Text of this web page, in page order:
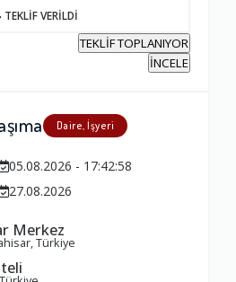
TEKLİF VERİLDİ
TEKLİF TOPLANIYOR
İNCELE
Daire, İşyeri
05.08.2026 - 17:42:58
27.08.2026
Merkez
Türkiye